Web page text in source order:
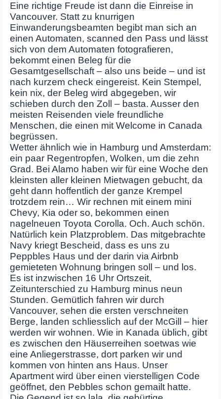
Eine richtige Freude ist dann die Einreise in
Vancouver. Statt zu knurrigen
Einwanderungsbeamten begibt man sich an
einen Automaten, scanned den Pass und lässt
sich von dem Automaten fotografieren,
bekommt einen Beleg für die
Gesamtgesellschaft – also uns beide – und ist
nach kurzem check eingereist. Kein Stempel,
kein nix, der Beleg wird abgegeben, wir
schieben durch den Zoll – basta. Ausser den
meisten Reisenden viele freundliche
Menschen, die einen mit Welcome in Canada
begrüssen.
Wetter ähnlich wie in Hamburg und Amsterdam:
ein paar Regentropfen, Wolken, um die zehn
Grad. Bei Alamo haben wir für eine Woche den
kleinsten aller kleinen Mietwagen gebucht, da
geht dann hoffentlich der ganze Krempel
trotzdem rein… Wir rechnen mit einem mini
Chevy, Kia oder so, bekommen einen
nagelneuen Toyota Corolla. Och. Auch schön.
Natürlich kein Platzproblem. Das mitgebrachte
Navy kriegt Bescheid, dass es uns zu
Peppbles Haus und der darin via Airbnb
gemieteten Wohnung bringen soll – und los.
Es ist inzwischen 16 Uhr Ortszeit,
Zeitunterschied zu Hamburg minus neun
Stunden. Gemütlich fahren wir durch
Vancouver, sehen die ersten verschneiten
Berge, landen schliesslich auf der McGill – hier
werden wir wohnen. Wie in Kanada üblich, gibt
es zwischen den Häuserreihen soetwas wie
eine Anliegerstrasse, dort parken wir und
kommen von hinten ans Haus. Unser
Apartment wird über einen vierstelligen Code
geöffnet, den Pebbles schon gemailt hatte.